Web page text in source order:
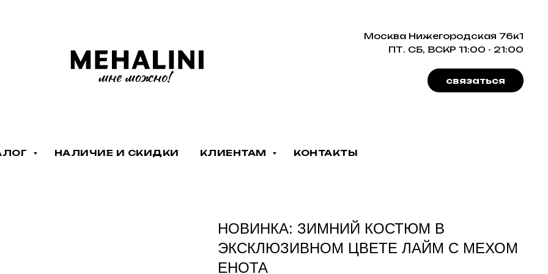
Москва Нижегородская 76к1
ПТ. СБ, ВСКР 11:00 - 21:00
связаться
НАЛИЧИЕ И СКИДКИ КЛИЕНТАМ КОНТАКТЫ
НОВИНКА: ЗИМНИЙ КОСТЮМ В
ЭКСКЛЮЗИВНОМ ЦВЕТЕ ЛАЙМ С МЕХОМ
ЕНОТА